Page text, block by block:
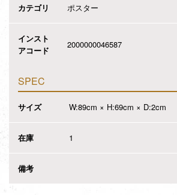
カテゴリ ポスター
インスト
アコード
2000000046587
SPEC
サイズ W:89cm × H:69cm × D:2cm
在庫 1
備考